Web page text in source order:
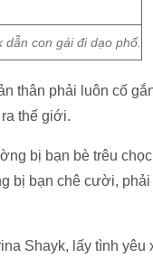
dẫn con gái đi dạo phố.
thân phải luôn cố
thế giới.
bị bạn bè trêu
bị bạn chê cười,
Shayk, lấy tình